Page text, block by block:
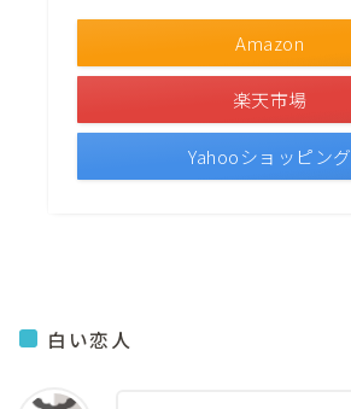
Amazon
楽天市場
Yahooショッピング
白い恋人